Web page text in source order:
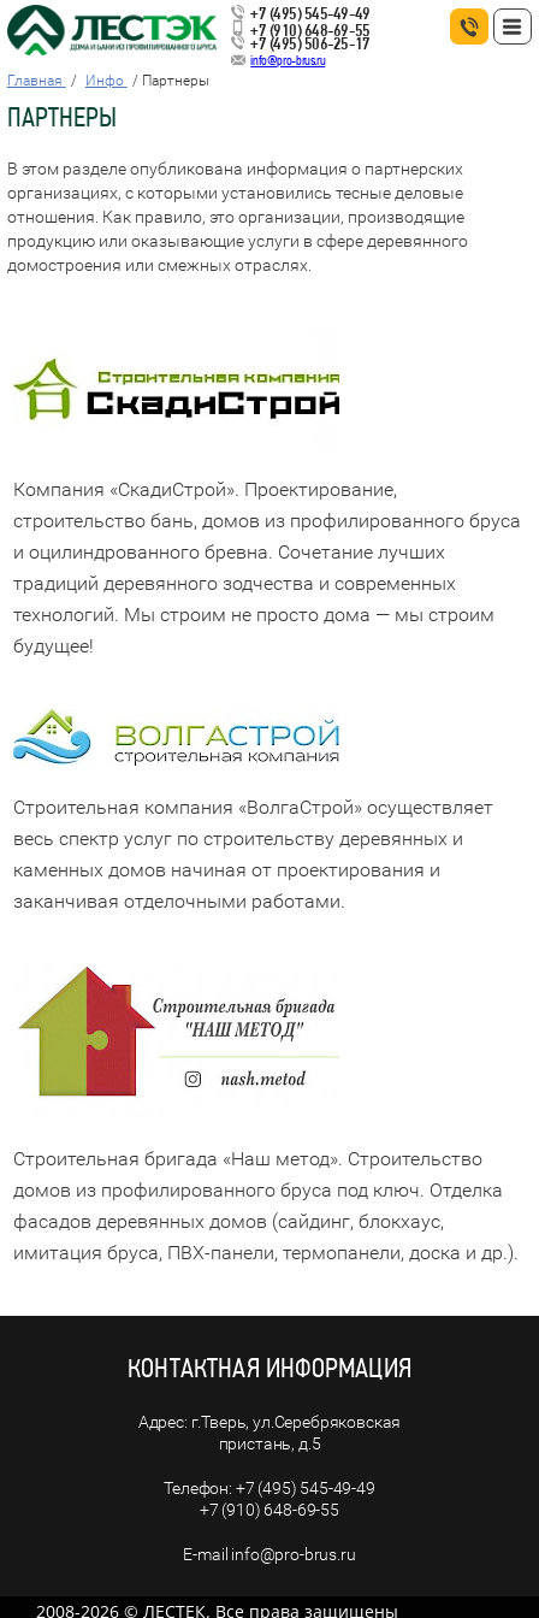
+7 (495) 545-49-49
+7 (910) 648-69-55
+7 (495) 506-25-17
info@pro-brus.ru
Главная Инфо Партнеры
ПАРТНЕРЫ
В этом разделе опубликована информация о партнерских
организациях, с которыми установились тесные деловые
отношения. Как правило, это организации, производящие
продукцию или оказывающие услуги в сфере деревянного
домостроения или смежных отраслях.
Компания «СкадиСтрой». Проектирование,
строительство бань, домов из профилированного бруса
и оцилиндрованного бревна. Сочетание лучших
традиций деревянного зодчества и современных
технологий. Мы строим не просто дома — мы строим
будущее!
Строительная компания «ВолгаСтрой» осуществляет
весь спектр услуг по строительству деревянных и
каменных домов начиная от проектирования и
заканчивая отделочными работами.
Строительная бригада «Наш метод». Строительство
домов из профилированного бруса под ключ. Отделка
фасадов деревянных домов (сайдинг, блокхаус,
имитация бруса, ПВХ-панели, термопанели, доска и др.).
КОНТАКТНАЯ ИНФОРМАЦИЯ
г.Тверь, ул.Серебряковская
пристань, д.5
+7 (495) 545-49-49
+7 (910) 648-69-55
info@pro-brus.ru
2008-2026 © ЛЕСТЕК. Все права защищены